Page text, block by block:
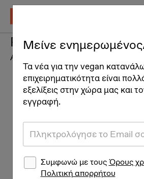
Perfume Passion Fruit
Αρώματα
Μείνε
Τα νέα για την vegan
επιχειρηματικότητα είναι
εξελίξεις στην χώρα μας και
εγγραφή.
Συμφωνώ με τουςΌρους
Πολιτική απορρήτου